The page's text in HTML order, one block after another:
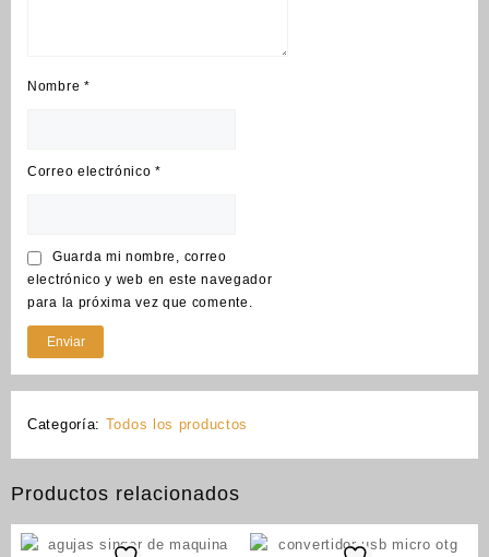
Nombre *
Correo electrónico*
Guarda mi nombre, correo
electrónico y web en este navegador
para la próxima vez que comente.
Categoría: Todos los productos
Productos relacionados